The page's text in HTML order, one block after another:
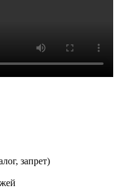
запрет)